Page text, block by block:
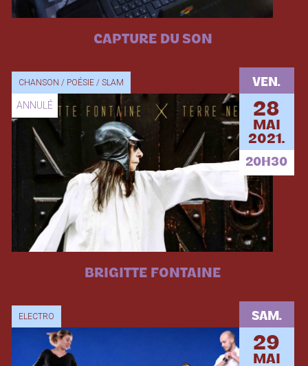
CAPTURE DU SON
CHANSON / POÉSIE / SLAM
ANNULÉ
VEN.
28
MAI
2021.
20H30
BRIGITTE FONTAINE
ELECTRO SAM.
29
MAI